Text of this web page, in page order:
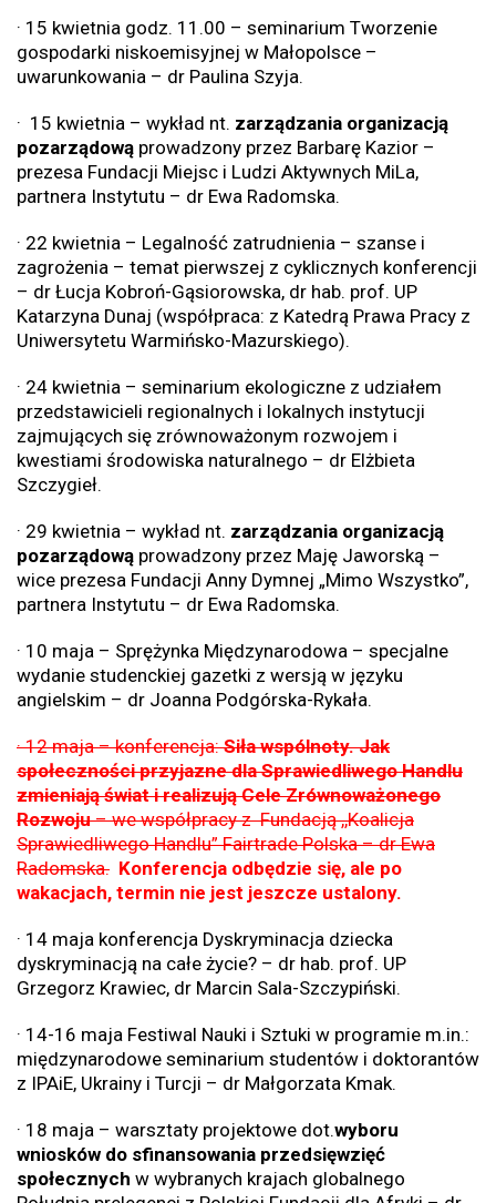
· 15 kwietnia godz. 11.00 – seminarium Tworzenie
gospodarki niskoemisyjnej w Małopolsce –
uwarunkowania – dr Paulina Szyja.
· 15 kwietnia – wykład nt. zarządzania organizacją
pozarządową prowadzony przez Barbarę Kazior –
prezesa Fundacji Miejsc i Ludzi Aktywnych MiLa,
partnera Instytutu – dr Ewa Radomska.
· 22 kwietnia – Legalność zatrudnienia – szanse i
zagrożenia – temat pierwszej z cyklicznych konferencji
– dr Łucja Kobroń-Gąsiorowska, dr hab. prof. UP
Katarzyna Dunaj (współpraca: z Katedrą Prawa Pracy z
Uniwersytetu Warmińsko-Mazurskiego).
· 24 kwietnia – seminarium ekologiczne z udziałem
przedstawicieli regionalnych i lokalnych instytucji
zajmujących się zrównoważonym rozwojem i
kwestiami środowiska naturalnego – dr Elżbieta
Szczygieł.
· 29 kwietnia – wykład nt. zarządzania organizacją
pozarządową prowadzony przez Maję Jaworską –
wice prezesa Fundacji Anny Dymnej „Mimo Wszystko”,
partnera Instytutu – dr Ewa Radomska.
· 10 maja – Sprężynka Międzynarodowa – specjalne
wydanie studenckiej gazetki z wersją w języku
angielskim – dr Joanna Podgórska-Rykała.
· 12 maja – konferencja:Siła wspólnoty. Jak
społeczności przyjazne dla Sprawiedliwego Handlu
zmieniają świat i realizują Cele Zrównoważonego
Rozwoju– we współpracy z Fundacją ,,Koalicja
Sprawiedliwego Handlu” Fairtrade Polska – dr Ewa
Radomska. Konferencja odbędzie się, ale po
wakacjach, termin nie jest jeszcze ustalony.
· 14 maja konferencja Dyskryminacja dziecka
dyskryminacją na całe życie? – dr hab. prof. UP
Grzegorz Krawiec, dr Marcin Sala-Szczypiński.
· 14-16 maja Festiwal Nauki i Sztuki w programie m.in.:
międzynarodowe seminarium studentów i doktorantów
z IPAiE, Ukrainy i Turcji – dr Małgorzata Kmak.
· 18 maja – warsztaty projektowe dot.wyboru
wniosków do sfinansowania przedsięwzięć
społecznych w wybranych krajach globalnego